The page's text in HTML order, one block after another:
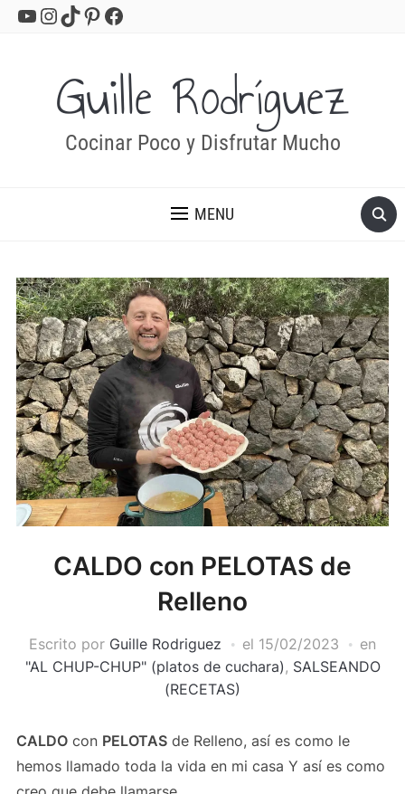
YouTube
Instagram
TikTok
Pinterest
Facebook
Guille Rodríguez
Cocinar Poco y Disfrutar Mucho
MENU
CALDO con PELOTAS de
Relleno
Escrito por Guille Rodriguez el 15/02/2023
en
"AL CHUP-CHUP" (platos de cuchara) , SALSEANDO
(RECETAS)
CALDOcon PELOTASde Relleno, así es como le
hemos llamado toda la vida en mi casa Y así es como